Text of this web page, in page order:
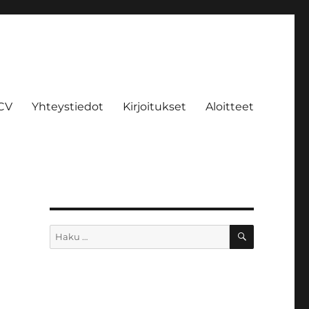
Yhteystiedot Kirjoitukset Aloitteet
Etsi: HAKU